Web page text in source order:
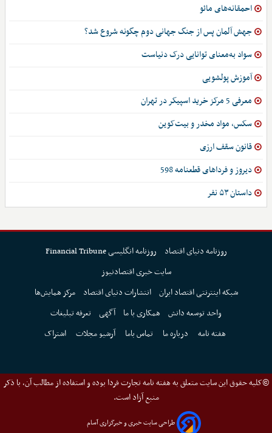
احمقانه‌های مائو
جهش آلمان پس از جنگ جهانی دوم چگونه شروع شد؟
سواد به‌معنای توانایی درک دنیاست
آموزش پولشویی
معرفی 5 مرکز خرید اسپیکر در تهران
سکس، مواد مخدر و بیت‌کوین
قانون سقف ارزی
دیروز و فرداهای قطعنامه 598
داستان ۵۳ نفر
روزنامه دنیای اقتصاد
روزنامه انگلیسی Financial Tribune
سایت خبری اقتصادنیوز
شبکه اینترنتی اقتصاد ایران انتشارات دنیای اقتصاد
مرکز همایش‌ها
واحد توسعه دانش همکاری با ما آگهی تعرفه تبلیغات
هفته نامه
درباره ما تماس باما آرشیو مجلات اشتراک
©کلیه حقوق این سایت متعلق به هفته نامه تجارت فردا بوده و استفاده از مطالب آن، با ذکر
منبع آزاد است.
طراحی سایت خبری و خبرگزاری آسام